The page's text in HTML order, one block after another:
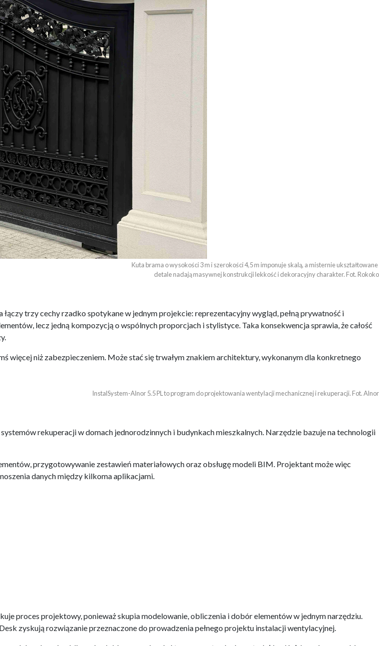
Kuta brama o wysokości 3 m i szerokości 4,5 m imponuje skalą, a misternie ukształtowane
detale nadają masywnej konstrukcji lekkość i dekoracyjny charakter. Fot. Rokoko
trzy cechy rzadko spotykane w jednym projekcie: reprezentacyjny wygląd, pełną prywatność i
lecz jedną kompozycją o wspólnych proporcjach i stylistyce. Taka konsekwencja sprawia, że całość
więcej niż zabezpieczeniem. Może stać się trwałym znakiem architektury, wykonanym dla konkretnego
InstalSystem-Alnor 5.5 PL to program do projektowania wentylacji mechanicznej i rekuperacji. Fot. Alnor
rekuperacji w domach jednorodzinnych i budynkach mieszkalnych. Narzędzie bazuje na technologii
przygotowywanie zestawień materiałowych oraz obsługę modeli BIM. Projektant może więc
danych między kilkoma aplikacjami.
proces projektowy, ponieważ skupia modelowanie, obliczenia i dobór elementów w jednym narzędziu.
zyskują rozwiązanie przeznaczone do prowadzenia pełnego projektu instalacji wentylacyjnej.